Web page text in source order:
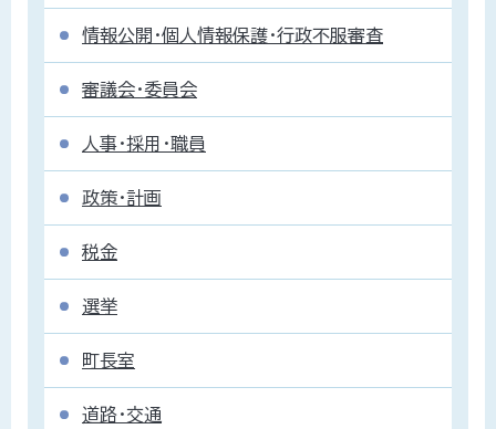
情報公開・個人情報保護・行政不服審査
審議会・委員会
人事・採用・職員
政策・計画
税金
選挙
町長室
道路・交通